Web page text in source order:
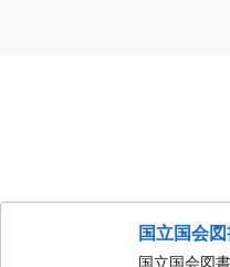
国立国会
国立国会図